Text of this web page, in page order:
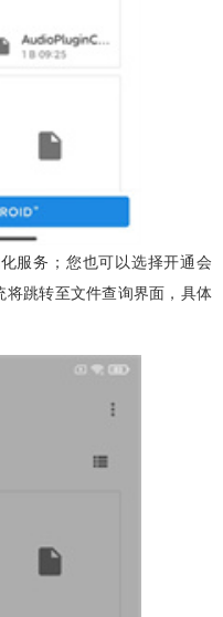
服务；您也可以选择开通会
跳转至文件查询界面，具体